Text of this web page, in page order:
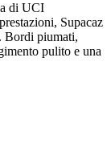
di UCI
Supacaz
Bordi piumati,
pulito e una